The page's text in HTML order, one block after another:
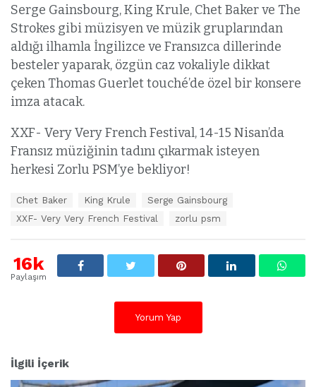
Serge Gainsbourg, King Krule, Chet Baker ve The
Strokes gibi müzisyen ve müzik gruplarından
aldığı ilhamla İngilizce ve Fransızca dillerinde
besteler yaparak, özgün caz vokaliyle dikkat
çeken Thomas Guerlet touché’de özel bir konsere
imza atacak.
XXF- Very Very French Festival, 14-15 Nisan’da
Fransız müziğinin tadını çıkarmak isteyen
herkesi Zorlu PSM’ye bekliyor!
t
l
Chet Baker King Krule
Serge Gainsbourg
XXF- Very Very French Festival
zorlu psm
16k
Paylaşım
Yorum Yap
İlgili İçerik